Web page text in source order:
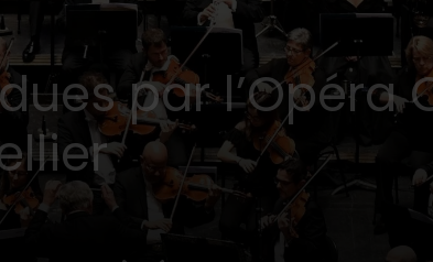
par l’Opéra